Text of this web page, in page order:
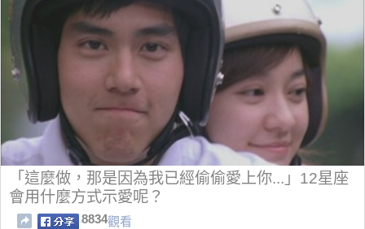
「這麼做，那是因為我已經偷偷愛上你...」12星座
會用什麼方式示愛呢？
8834觀看